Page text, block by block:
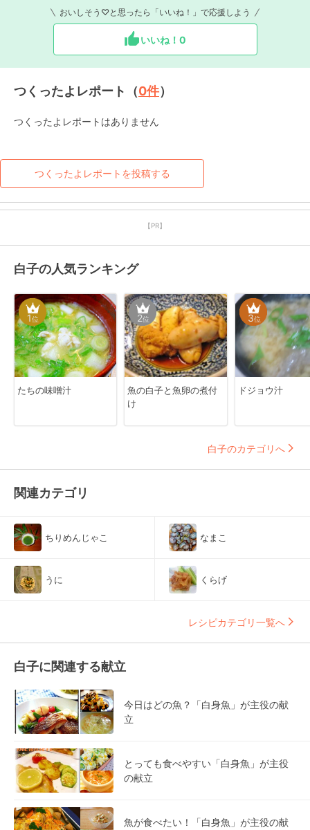
おいしそう♡と思ったら「いいね！」で応援しよう
いいね！ 0
つくったよレポート（0件）
つくったよレポートはありません
つくったよレポートを投稿する
【PR】
白子の人気ランキング
1位
たちの味噌汁
2位
魚の白子と魚卵の煮付
け
3位
ドジョウ汁
白子のカテゴリへ
関連カテゴリ
ちりめんじゃこ なまこ
うに くらげ
レシピカテゴリ一覧へ
白子に関連する献立
今日はどの魚？「白身魚」が主役の献
立
とっても食べやすい「白身魚」が主役
の献立
魚が食べたい！「白身魚」が主役の献